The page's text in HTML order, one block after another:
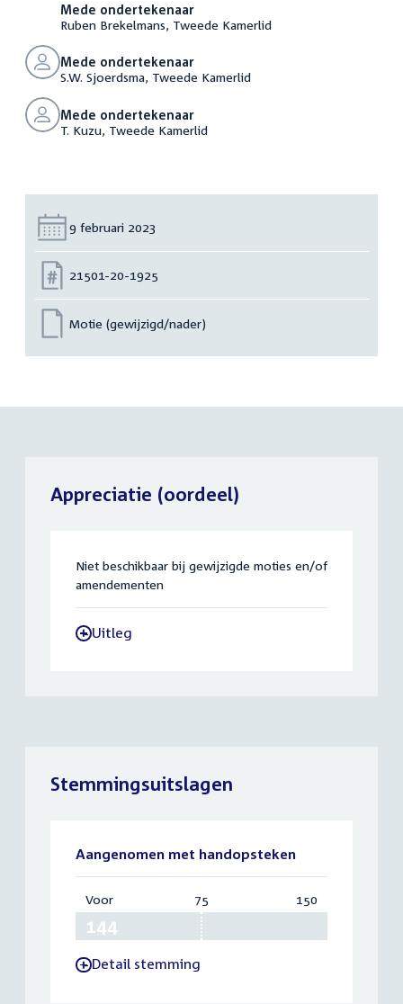
Mede ondertekenaar
Ruben Brekelmans, Tweede Kamerlid
Mede ondertekenaar
S.W. Sjoerdsma, Tweede Kamerlid
Mede ondertekenaar
T. Kuzu, Tweede Kamerlid
Datum:
9 februari 2023
Nummer:
21501-20-1925
Motie (gewijzigd/nader)
Appreciatie (oordeel)
Niet beschikbaar bij gewijzigde moties en/of
amendementen
-Uitleg
Stemmingsuitslagen
Aangenomen met handopsteken
Voor:
75 150
-Detail stemming